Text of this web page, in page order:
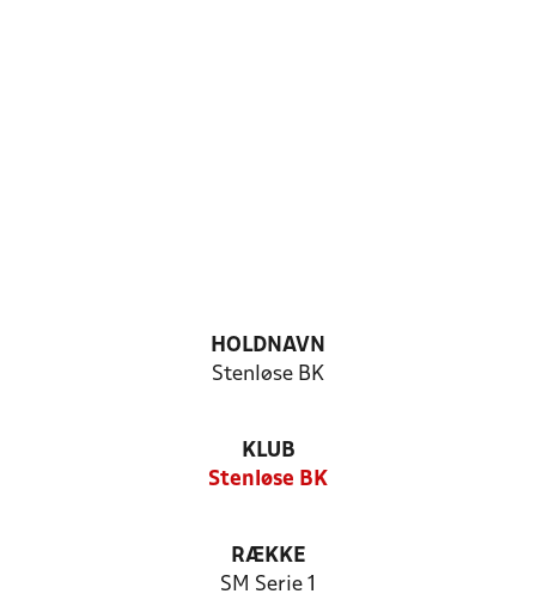
HOLDNAVN
Stenløse BK
KLUB
Stenløse BK
RÆKKE
SM Serie 1